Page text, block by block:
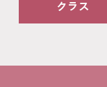
クラス